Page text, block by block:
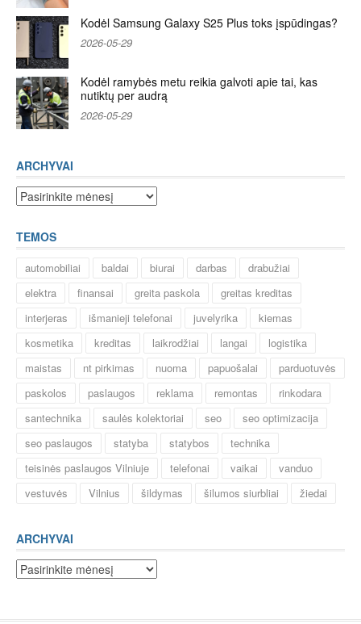
Kodėl Samsung Galaxy S25 Plus toks įspūdingas?
2026-05-29
Kodėl ramybės metu reikia galvoti apie tai, kas
nutiktų per audrą
2026-05-29
ARCHYVAI
Archyvai
TEMOS
automobiliai baldai biurai darbas
drabužiai
elektra
finansai greita paskola
greitas kreditas
interjeras
išmanieji telefonai juvelyrika
kiemas
kosmetika
kreditas laikrodžiai langai
logistika
maistas
nt pirkimas nuoma papuošalai
parduotuvės
paskolos
paslaugos reklama remontas
rinkodara
santechnika
saulės kolektoriai seo
seo optimizacija
seo paslaugos
statyba statybos
technika
teisinės paslaugos Vilniuje
telefonai vaikai
vanduo
vestuvės
Vilnius šildymas šilumos siurbliai žiedai
ARCHYVAI
Archyvai